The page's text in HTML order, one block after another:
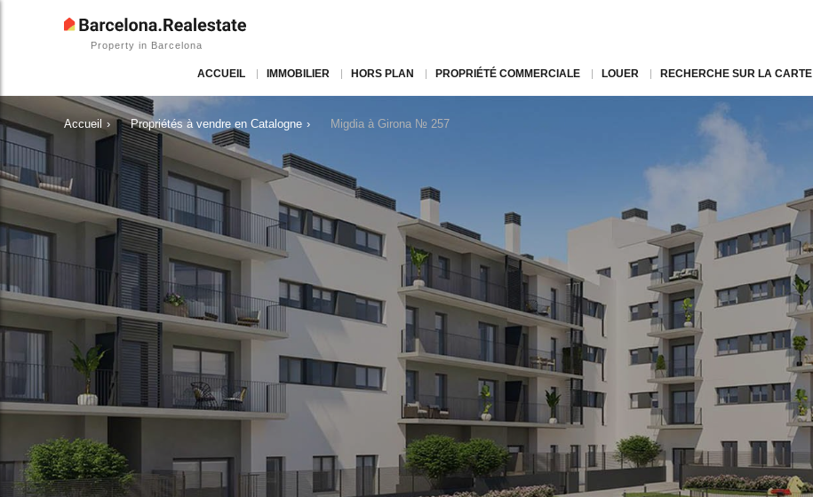
Property in Barcelona
ACCUEIL IMMOBILIER HORS PLAN PROPRIÉTÉ COMMERCIALE LOUER RECHERCHE SUR LA CARTE
Accueil › Propriétés à vendre en Catalogne › Migdia à Girona № 257